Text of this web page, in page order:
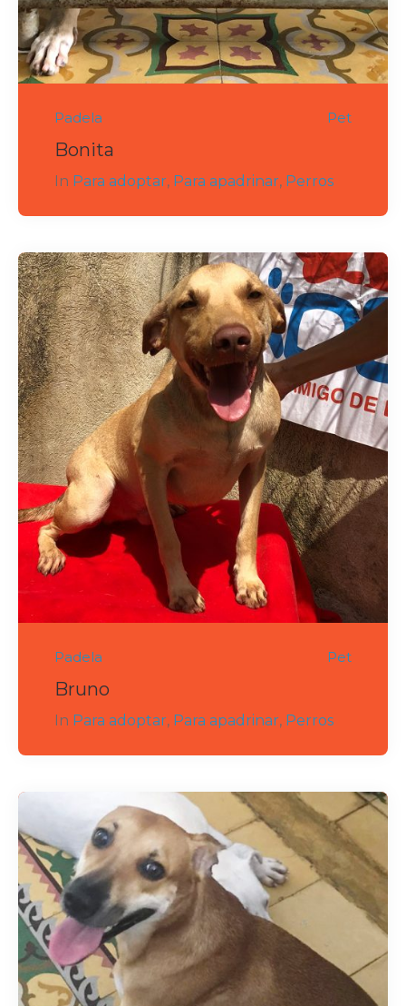
Padela Pet
Bonita
In Para adoptar, Para apadrinar, Perros
Padela Pet
Bruno
In Para adoptar, Para apadrinar, Perros